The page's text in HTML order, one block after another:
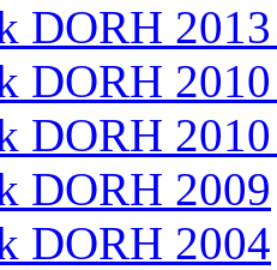
DORH
DORH
DORH
DORH 2009
DORH 2004